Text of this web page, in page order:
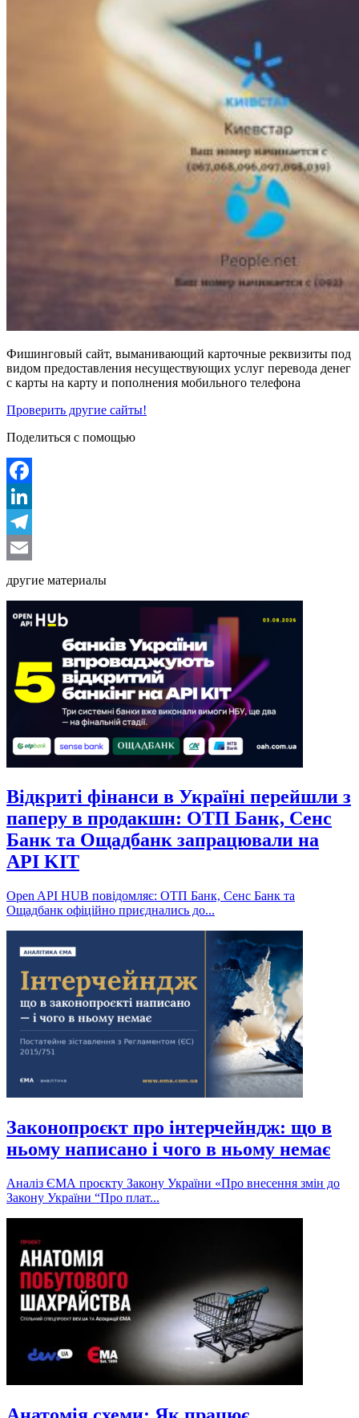
Фишинговый сайт, выманивающий карточные реквизиты под
видом предоставления несуществующих услуг перевода денег
с карты на карту и пополнения мобильного телефона
Проверить другие сайты!
Поделиться с помощью
Facebook
LinkedIn
Telegram
другие материалы
Відкриті фінанси в Україні перейшли з
паперу в продакшн: ОТП Банк, Сенс
Банк та Ощадбанк запрацювали на
API KIT
Open API HUB повідомляє: ОТП Банк, Сенс Банк та
Ощадбанк офіційно приєднались до...
Законопроєкт про інтерчейндж: що в
ньому написано і чого в ньому немає
Аналіз ЄМА проєкту Закону України «Про внесення змін до
Закону України “Про плат...